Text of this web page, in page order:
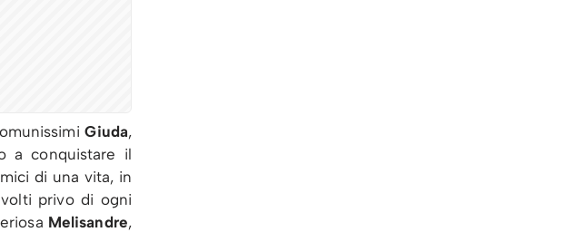
Giuda,
a conquistare il
di una vita, in
privo di ogni
Melisandre,